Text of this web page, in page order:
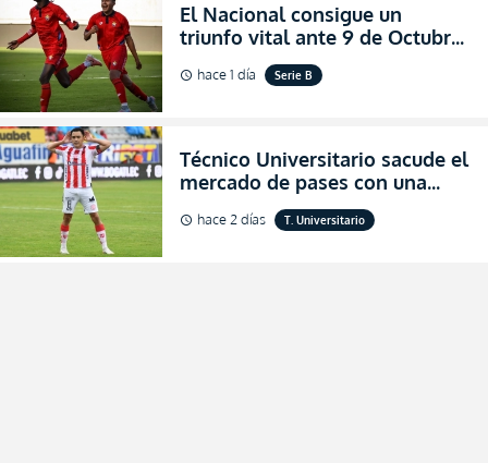
El Nacional consigue un
triunfo vital ante 9 de Octubre
para encender la fe en la
salvación
schedule hace 1 día Serie B
Técnico Universitario sacude el
mercado de pases con una
verdadera revolución para
asegurar la permanencia
schedule hace 2 días T. Universitario